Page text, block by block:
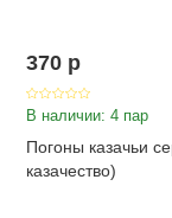
370 p
В наличии: 4 пар
Погоны казачьи
казачество)